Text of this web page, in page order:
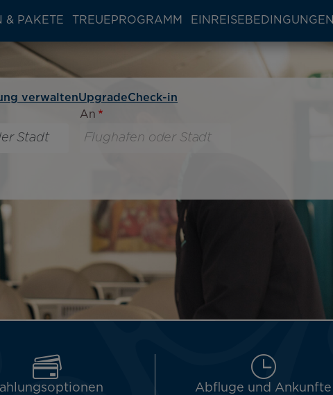
& PAKETE TREUEPROGRAMM EINREISEBEDINGUNGEN
verwaltenUpgradeCheck-in
An
Abfluge und Ankunfte